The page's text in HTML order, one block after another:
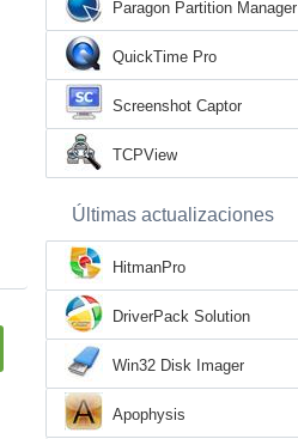
Paragon Partition Manager
QuickTime Pro
Screenshot Captor
TCPView
Últimas actualizaciones
HitmanPro
DriverPack Solution
Win32 Disk Imager
Apophysis